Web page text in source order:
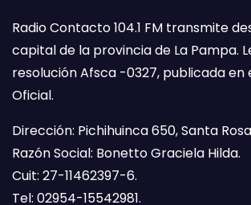
Radio Contacto 104.1 FM transmite
capital de la provincia de La Pampa.
resolución Afsca -0327, publicada en
Oficial.
Dirección: Pichihuinca 650, Santa
Razón Social: Bonetto Graciela Hilda.
Cuit: 27-11462397-6.
Tel: 02954-15542981.